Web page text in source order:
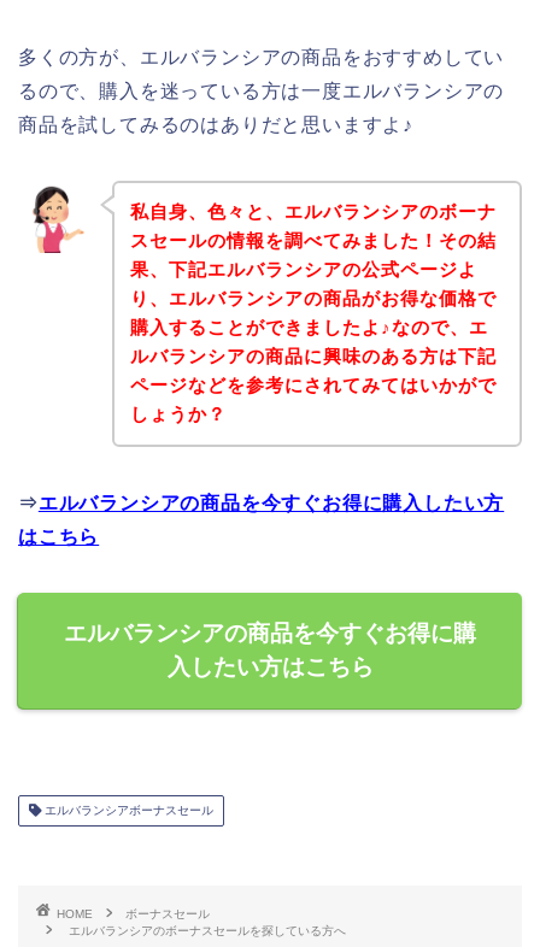
多くの方が、エルバランシアの商品をおすすめしてい
るので、購入を迷っている方は一度エルバランシアの
商品を試してみるのはありだと思いますよ♪
私自身、色々と、エルバランシアのボーナ
スセールの情報を調べてみました！その結
果、下記エルバランシアの公式ページよ
り、エルバランシアの商品がお得な価格で
購入することができましたよ♪なので、エ
ルバランシアの商品に興味のある方は下記
ページなどを参考にされてみてはいかがで
しょうか？
⇒エルバランシアの商品を今すぐお得に購入したい方
はこちら
エルバランシアの商品を今すぐお得に購
入したい方はこちら
エルバランシアボーナスセール
HOME
ボーナスセール
エルバランシアのボーナスセールを探している方へ